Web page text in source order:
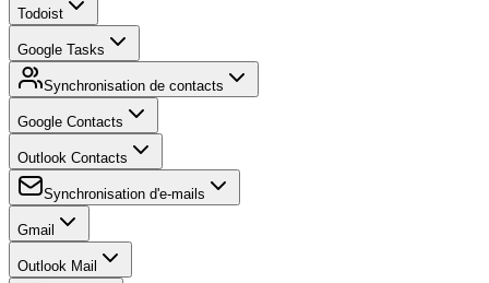
Todoist
Google Tasks
Synchronisation de contacts
Google Contacts
Outlook Contacts
Synchronisation d'e-mails
Gmail
Outlook Mail